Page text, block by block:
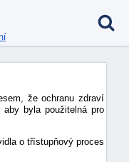
že ochranu zdraví
byla použitelná pro
o třístupňový proces